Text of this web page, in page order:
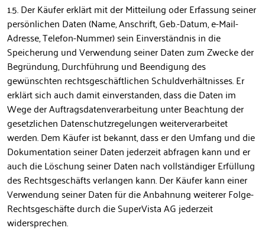
1.5. Der Käufer erklärt mit der Mitteilung oder Erfassung seiner
persönlichen Daten (Name, Anschrift, Geb.-Datum, e-Mail-
Adresse, Telefon-Nummer) sein Einverständnis in die
Speicherung und Verwendung seiner Daten zum Zwecke der
Begründung, Durchführung und Beendigung des
gewünschten rechtsgeschäftlichen Schuldverhältnisses. Er
erklärt sich auch damit einverstanden, dass die Daten im
Wege der Auftragsdatenverarbeitung unter Beachtung der
gesetzlichen Datenschutzregelungen weiterverarbeitet
werden. Dem Käufer ist bekannt, dass er den Umfang und die
Dokumentation seiner Daten jederzeit abfragen kann und er
auch die Löschung seiner Daten nach vollständiger Erfüllung
des Rechtsgeschäfts verlangen kann. Der Käufer kann einer
Verwendung seiner Daten für die Anbahnung weiterer Folge-
Rechtsgeschäfte durch die SuperVista AG jederzeit
widersprechen.